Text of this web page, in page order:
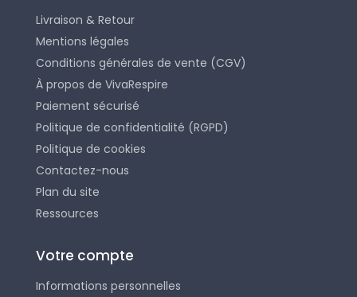
Livraison & Retour
Mentions légales
Conditions générales de vente (CGV)
À propos de VivaRespire
Paiement sécurisé
Politique de confidentialité (RGPD)
Politique de cookies
Contactez-nous
Plan du site
Ressources
Votre compte
Informations personnelles